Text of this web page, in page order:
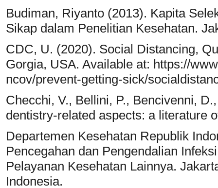
Budiman, Riyanto (2013). Kapita
Sikap dalam Penelitian Kesehatan.
CDC, U. (2020). Social Distancing,
Gorgia, USA. Available at: https://
ncov/prevent-getting-sick/
Checchi, V., Bellini, P., Bencivenni,
dentistry-related aspects: a literature
Departemen Kesehatan Republik
Pencegahan dan Pengendalian
Pelayanan Kesehatan Lainnya.
Indonesia.